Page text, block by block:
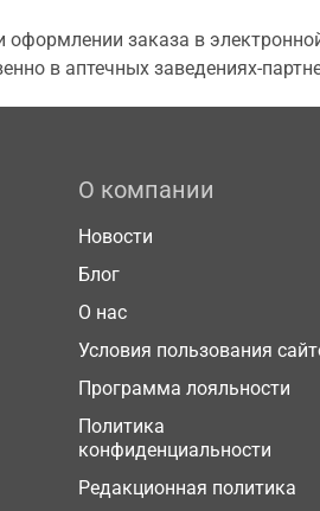
заказа в
в аптечных заведениях-
О компании
Новости
Блог
О нас
Условия пользования
Программа лояльности
Политика
конфиденциальности
Редакционная политика